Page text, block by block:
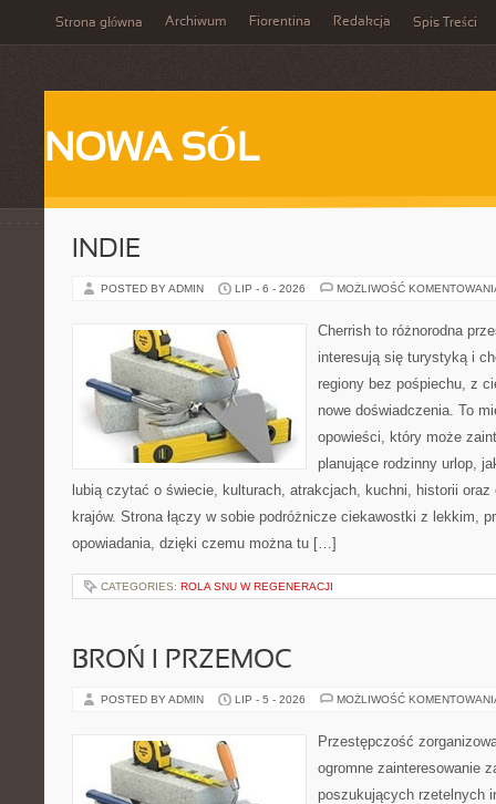
Strona główna Archiwum Fiorentina Redakcja Spis Treści
NOWA SÓL
INDIE
POSTED BY ADMIN LIP - 6 - 2026 MOŻLIWOŚĆ
Cherrish to różnorodna
interesują się turystyką i
regiony bez pośpiechu, z
nowe doświadczenia. To
opowieści, który może
planujące rodzinny urlop,
lubią czytać o świecie, kulturach, atrakcjach, kuchni, historii
krajów. Strona łączy w sobie podróżnicze ciekawostki z lekkim,
opowiadania, dzięki czemu można tu […]
CATEGORIES: ROLA SNU W REGENERACJI
BROŃ I PRZEMOC
POSTED BY ADMIN LIP - 5 - 2026 MOŻLIWOŚĆ
Przestępczość
ogromne zainteresowanie
poszukujących rzetelnych